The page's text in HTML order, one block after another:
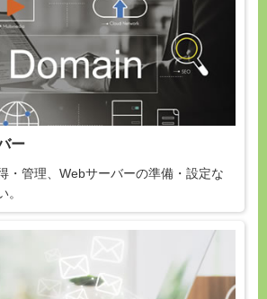
ー
・管理、Webサーバーの準備・設定な
。